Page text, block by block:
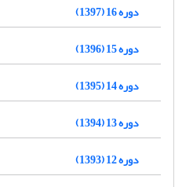
دوره 16 (1397)
دوره 15 (1396)
دوره 14 (1395)
دوره 13 (1394)
دوره 12 (1393)